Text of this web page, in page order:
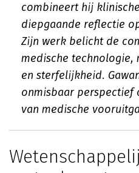
combineert hij
diepgaande reflectie
Zijn werk belicht de
medische technologie,
en sterfelijkheid.
onmisbaar perspectief
van medische